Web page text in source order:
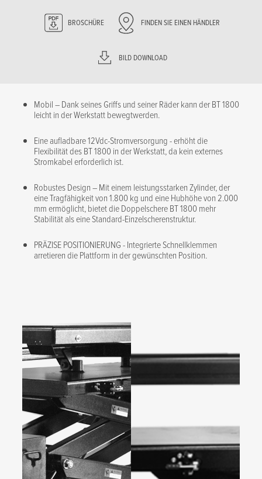
BROSCHÜRE FINDEN SIE EINEN HÄNDLER
BILD DOWNLOAD
Mobil – Dank seines Griffs und seiner Räder kann der BT 1800
leicht in der Werkstatt bewegtwerden.
Eine aufladbare 12Vdc-Stromversorgung - erhöht die
Flexibilität des BT 1800 in der Werkstatt, da kein externes
Stromkabel erforderlich ist.
Robustes Design – Mit einem leistungsstarken Zylinder, der
eine Tragfähigkeit von 1.800 kg und eine Hubhöhe von 2.000
mm ermöglicht, bietet die Doppelschere BT 1800 mehr
Stabilität als eine Standard-Einzelscherenstruktur.
PRÄZISE POSITIONIERUNG - Integrierte Schnellklemmen
arretieren die Plattform in der gewünschten Position.